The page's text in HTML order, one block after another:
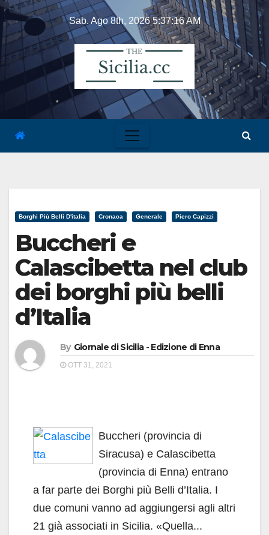
Skip
content
Sab. Ago 8th, 20265:37:16 AM
Borghi Più Belli D'italia Cronaca Generale Piero Capizzi
Buccheri e
Calascibetta nel club
dei borghi più belli
d’Italia
By Giornale di Sicilia - Edizione di Enna
OTT 31, 2021
Buccheri (provincia di
Siracusa) e Calascibetta
(provincia di Enna) entrano
a far parte dei Borghi più Belli d’Italia. I
due comuni vanno ad aggiungersi agli altri
21 già associati in Sicilia. «Quella...